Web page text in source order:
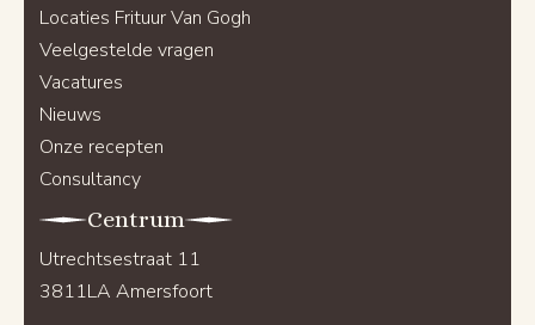
Locaties Frituur Van Gogh
Veelgestelde vragen
Vacatures
Nieuws
Onze recepten
Consultancy
Centrum
Utrechtsestraat 11
3811LA Amersfoort